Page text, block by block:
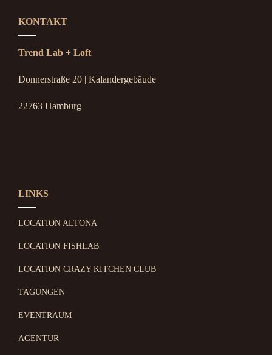
KONTAKT
Trend Lab + Loft
Donnerstraße 20 | Kalandergebäude
22763 Hamburg
LINKS
LOCATION ALTONA
LOCATION FISHLAB
LOCATION CRAZY KITCHEN CLUB
TAGUNGEN
EVENTRAUM
AGENTUR